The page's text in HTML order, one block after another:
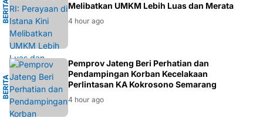
B
E
R
I
T
A
E
K
O
N
O
MI
Melibatkan UMKM Lebih Luas dan Merata
4 hour ago
B
E
R
I
T
A
S
E
M
A
R
A
NG
Pemprov Jateng Beri Perhatian dan
Pendampingan Korban Kecelakaan
Perlintasan KA Kokrosono Semarang
4 hour ago